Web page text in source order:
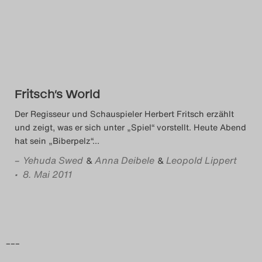
Das Theatertreffen-Blog
2016
Das Theatertreffen-Blog
Fritsch’s World
Der Regisseur und Schauspieler Herbert Fritsch erzählt
und zeigt, was er sich unter „Spiel“ vorstellt. Heute Abend
hat sein „Biberpelz“…
– Yehuda Swed &Anna Deibele &Leopold Lippert
• 8. Mai 2011
–––